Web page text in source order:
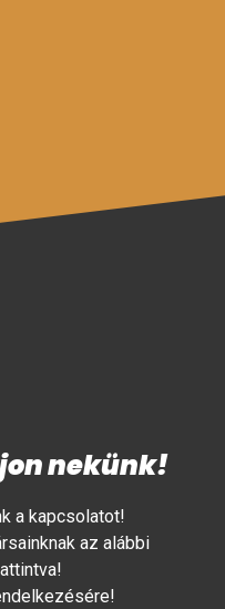
nekünk!
a kapcsolatot!
az alábbi